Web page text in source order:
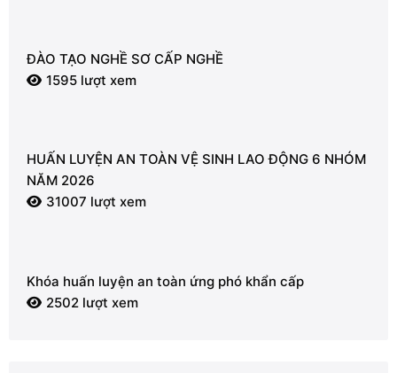
ĐÀO TẠO NGHỀ SƠ CẤP NGHỀ
1595 lượt xem
HUẤN LUYỆN AN TOÀN VỆ SINH LAO ĐỘNG 6 NHÓM
NĂM 2026
31007 lượt xem
Khóa huấn luyện an toàn ứng phó khẩn cấp
2502 lượt xem